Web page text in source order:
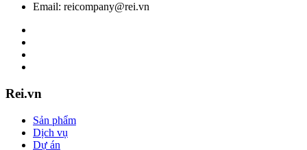
Email: reicompany@rei.vn
Rei.vn
Sản phẩm
Dịch vụ
Dự án